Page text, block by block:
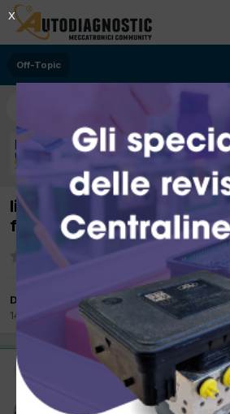
Off-Topic
link il corpo umano, video
figlio in collaborazione con
Da O.E,R
14 Ottobre 2017inOff-Topic
Questo è un messaggio popolare.
X